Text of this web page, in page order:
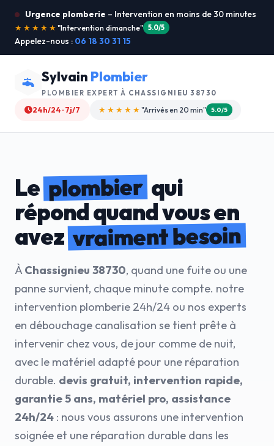
Urgence plomberie – Intervention en moins de 30 minutes
★★★★★"Je recommande !" 4.9/5
Appelez-nous : 06 18 30 31 15
Sylvain Plombier
PLOMBIER EXPERT À CHASSIGNIEU 38730
24h/24 · 7j/7 ★★★★☆ "Devis gratuit" 4.8/5
Leplombierqui
répond quand vous en
avezvraiment besoin
ÀChassignieu 38730, quand une fuite ou une
panne survient, chaque minute compte. notre
intervention plomberie 24h/24 ou nos experts
en débouchage canalisation se tient prête à
intervenir chez vous, de jour comme de nuit,
avec le matériel adapté pour une réparation
durable. devis gratuit, intervention rapide,
garantie 5 ans, matériel pro, assistance
24h/24 : nous vous assurons une intervention
soignée et une réparation durable dans les